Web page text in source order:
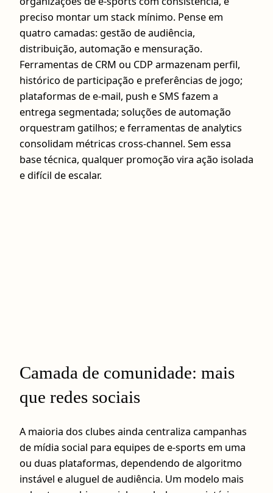
preciso montar um stack mínimo. Pense em
quatro camadas: gestão de audiência,
distribuição, automação e mensuração.
Ferramentas de CRM ou CDP armazenam perfil,
histórico de participação e preferências de jogo;
plataformas de e-mail, push e SMS fazem a
entrega segmentada; soluções de automação
orquestram gatilhos; e ferramentas de analytics
consolidam métricas cross-channel. Sem essa
base técnica, qualquer promoção vira ação isolada
e difícil de escalar.
Camada de comunidade: mais
que redes sociais
A maioria dos clubes ainda centraliza campanhas
de mídia social para equipes de e-sports em uma
ou duas plataformas, dependendo de algoritmo
instável e aluguel de audiência. Um modelo mais